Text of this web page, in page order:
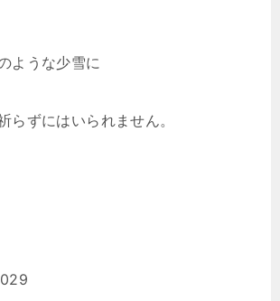
ような少雪に
らずにはいられません。